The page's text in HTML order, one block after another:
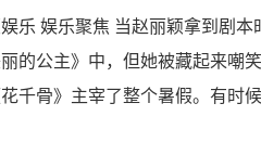
乐 娱乐聚焦 当赵丽颖拿到剧
的公主》中，但她被藏起来嘲
千骨》主宰了整个暑假。有时